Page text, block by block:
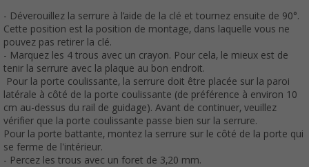
- Déverouillez la serrure à l’aide de la clé et tournez ensuite de 90°.
Cette position est la position de montage, dans laquelle vous ne
pouvez pas retirer la clé.
- Marquez les 4 trous avec un crayon. Pour cela, le mieux est de
tenir la serrure avec la plaque au bon endroit.
Pour la porte coulissante, la serrure doit être placée sur la paroi
latérale à côté de la porte coulissante (de préférence à environ 10
cm au-dessus du rail de guidage). Avant de continuer, veuillez
vérifier que la porte coulissante passe bien sur la serrure.
Pour la porte battante, montez la serrure sur le côté de la porte qui
se ferme de l'intérieur.
- Percez les trous avec un foret de 3,20 mm.